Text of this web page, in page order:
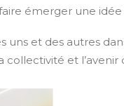
émerger une idée
et des autres
et l’avenir